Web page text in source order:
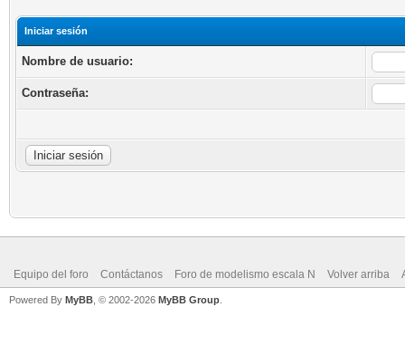
Iniciar sesión
Nombre de usuario:
Contraseña:
Equipo del foro Contáctanos Foro de modelismo escala N Volver arriba
Powered By MyBB , © 2002-2026 MyBB Group